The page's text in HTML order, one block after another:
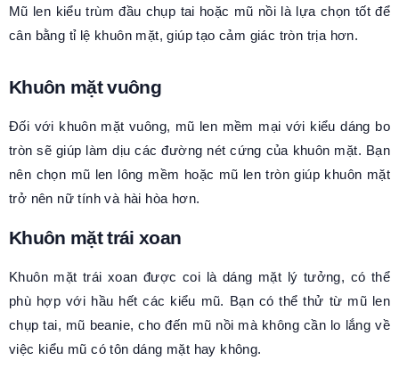
Mũ len kiểu trùm đầu chụp tai hoặc mũ nồi là lựa chọn tốt để
cân bằng tỉ lệ khuôn mặt, giúp tạo cảm giác tròn trịa hơn.
Khuôn mặt vuông
Đối với khuôn mặt vuông, mũ len mềm mại với kiểu dáng bo
tròn sẽ giúp làm dịu các đường nét cứng của khuôn mặt. Bạn
nên chọn mũ len lông mềm hoặc mũ len tròn giúp khuôn mặt
trở nên nữ tính và hài hòa hơn.
Khuôn mặt trái xoan
Khuôn mặt trái xoan được coi là dáng mặt lý tưởng, có thể
phù hợp với hầu hết các kiểu mũ. Bạn có thể thử từ mũ len
chụp tai, mũ beanie, cho đến mũ nồi mà không cần lo lắng về
việc kiểu mũ có tôn dáng mặt hay không.